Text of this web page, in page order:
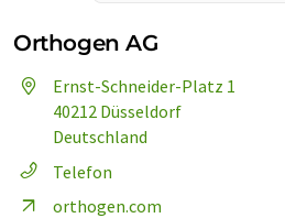
Orthogen AG
Ernst-Schneider-Platz 1
40212 Düsseldorf
Deutschland
Telefon
orthogen.com